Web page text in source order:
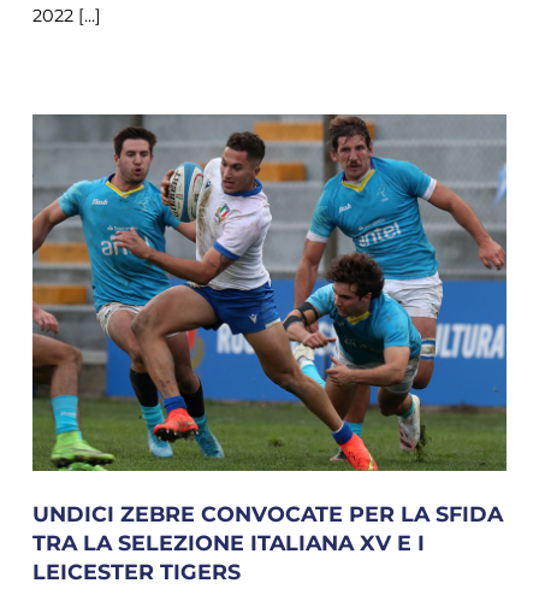
2022 [...]
UNDICI ZEBRE CONVOCATE PER LA SFIDA
TRA LA SELEZIONE ITALIANA XV E I
LEICESTER TIGERS